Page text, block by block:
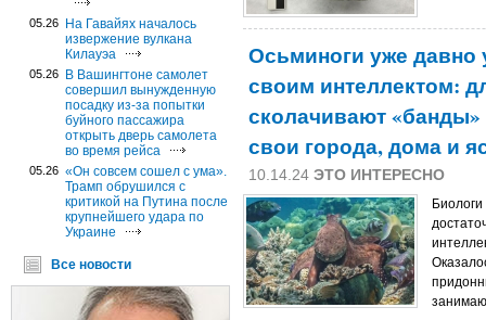
05.26
На Гавайях началось
извержение вулкана
Килауэа
05.26
В Вашингтоне самолет
совершил вынужденную
посадку из-за попытки
буйного пассажира
открыть дверь самолета
во время рейса
05.26 «Он совсем сошел с ума».
Трамп обрушился с
критикой на Путина после
крупнейшего удара по
Украине
Все новости
Осьминоги уже
своим интеллектом:
сколачивают
свои города, дома и
10.14.24 ЭТО ИНТЕРЕСНО